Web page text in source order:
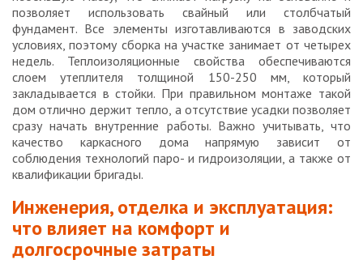
позволяет использовать свайный или столбчатый
фундамент. Все элементы изготавливаются в заводских
условиях, поэтому сборка на участке занимает от четырех
недель. Теплоизоляционные свойства обеспечиваются
слоем утеплителя толщиной 150-250 мм, который
закладывается в стойки. При правильном монтаже такой
дом отлично держит тепло, а отсутствие усадки позволяет
сразу начать внутренние работы. Важно учитывать, что
качество каркасного дома напрямую зависит от
соблюдения технологий паро- и гидроизоляции, а также от
квалификации бригады.
Инженерия, отделка и эксплуатация:
что влияет на комфорт и
долгосрочные затраты